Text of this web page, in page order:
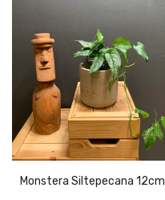
Monstera Siltepecana 12cm